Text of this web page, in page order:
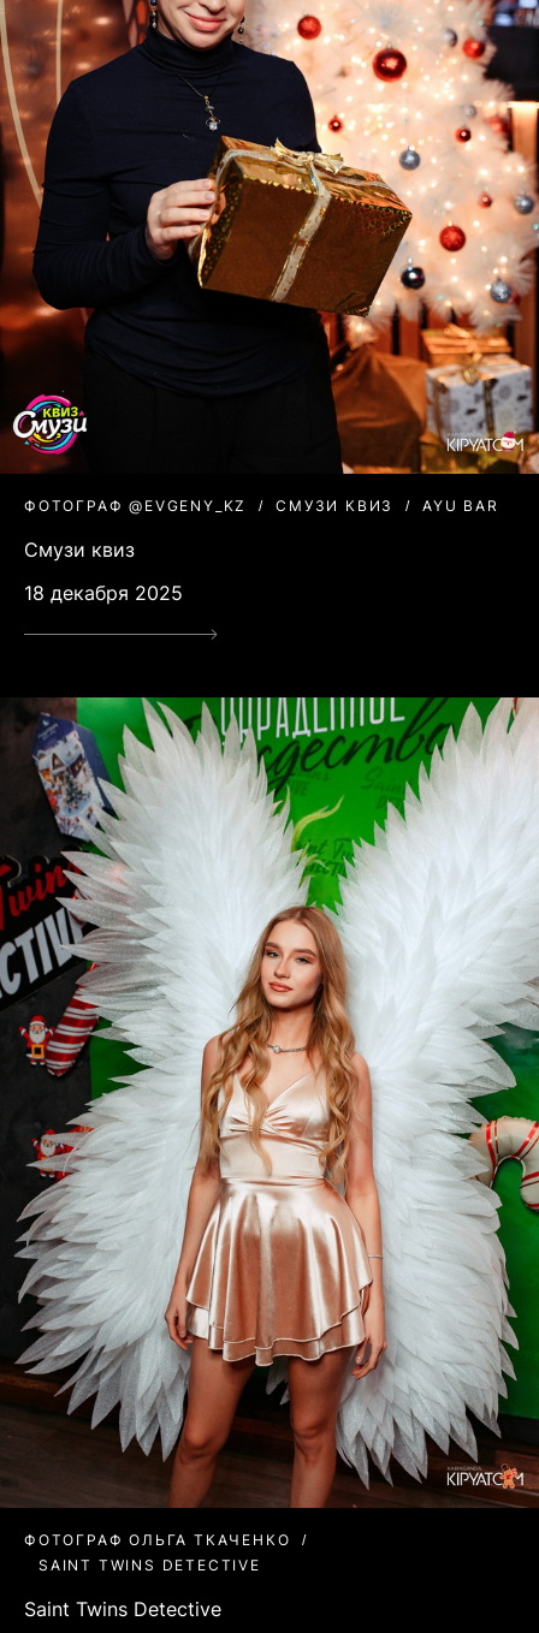
ФОТОГРАФ @EVGENY_KZ СМУЗИ КВИЗ AYU BAR
Смузи квиз
18 декабря 2025
ФОТОГРАФ ОЛЬГА ТКАЧЕНКО
SAINT TWINS DETECTIVE
Saint Twins Detective